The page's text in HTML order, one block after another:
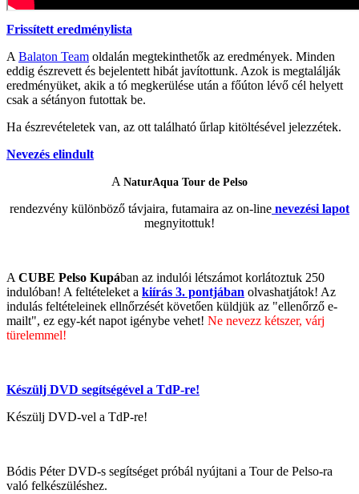
Frissített eredménylista
A Balaton Team oldalán megtekinthetők az eredmények. Minden
eddig észrevett és bejelentett hibát javítottunk. Azok is megtalálják
eredményüket, akik a tó megkerülése után a főúton lévő cél helyett
csak a sétányon futottak be.
Ha észrevételetek van, az ott található űrlap kitöltésével jelezzétek.
Nevezés elindult
A NaturAqua Tour de Pelso
rendezvény különböző távjaira, futamaira az on-line nevezési lapot
megnyitottuk!
A CUBE Pelso Kupában az indulói létszámot korlátoztuk 250
indulóban! A feltételeket a kiírás 3. pontjában olvashatjátok! Az
indulás feltételeinek ellnőrzését követően küldjük az "ellenőrző e-
mailt", ez egy-két napot igénybe vehet! Ne nevezz kétszer, várj
türelemmel!
Készülj DVD segítségével a TdP-re!
Készülj DVD-vel a TdP-re!
Bódis Péter DVD-s segítséget próbál nyújtani a Tour de Pelso-ra
való felkészüléshez.